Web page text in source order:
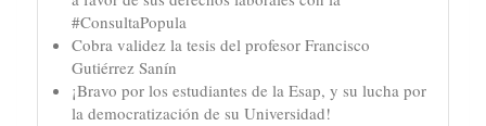
#ConsultaPopula
Cobra validez la tesis del profesor Francisco
Gutiérrez Sanín
¡Bravo por los estudiantes de la Esap, y su lucha por
la democratización de su Universidad!